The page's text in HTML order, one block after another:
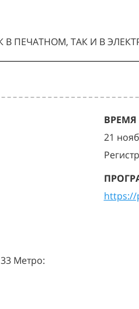
В ПЕЧАТНОМ, ТАК И В
Метро:
21
https://